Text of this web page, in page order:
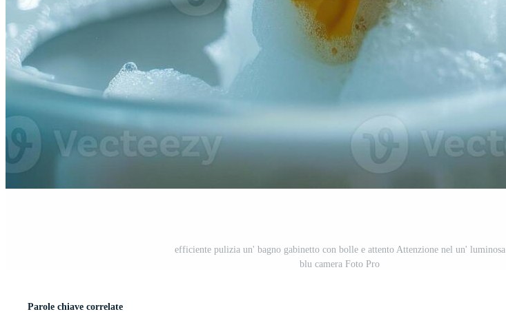
efficiente pulizia un' bagno gabinetto con bolle e attento Attenzione nel un' luminosa
blu camera Foto Pro
Parole chiave correlate